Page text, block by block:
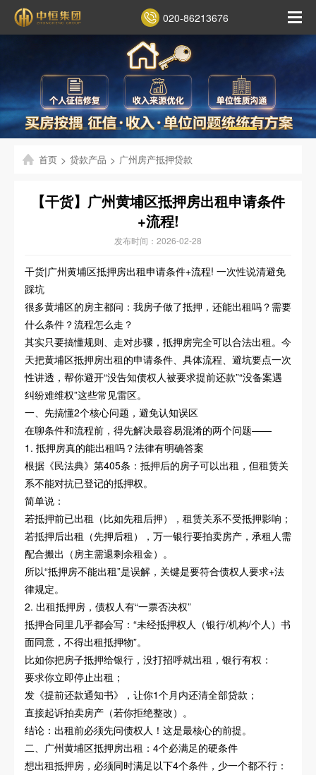
020-86213676
首页 > 贷款产品 > 广州房产抵押贷款
【干货】广州黄埔区抵押房出租申请条件
+流程!
发布时间：2026-02-28
干货|广州黄埔区抵押房出租申请条件+流程! 一次性说清避免
踩坑
很多黄埔区的房主都问：我房子做了抵押，还能出租吗？需要
什么条件？流程怎么走？
其实只要搞懂规则、走对步骤，抵押房完全可以合法出租。今
天把黄埔区抵押房出租的申请条件、具体流程、避坑要点一次
性讲透，帮你避开“没告知债权人被要求提前还款”“没备案遇
纠纷难维权”这些常见雷区。
一、先搞懂2个核心问题，避免认知误区
在聊条件和流程前，得先解决最容易混淆的两个问题——
1. 抵押房真的能出租吗？法律有明确答案
根据《民法典》第405条：抵押后的房子可以出租，但租赁关
系不能对抗已登记的抵押权。
简单说：
若抵押前已出租（比如先租后押），租赁关系不受抵押影响；
若抵押后出租（先押后租），万一银行要拍卖房产，承租人需
配合搬出（房主需退剩余租金）。
所以“抵押房不能出租”是误解，关键是要符合债权人要求+法
律规定。
2. 出租抵押房，债权人有“一票否决权”
抵押合同里几乎都会写：“未经抵押权人（银行/机构/个人）书
面同意，不得出租抵押物”。
比如你把房子抵押给银行，没打招呼就出租，银行有权：
要求你立即停止出租；
发《提前还款通知书》，让你1个月内还清全部贷款；
直接起诉拍卖房产（若你拒绝整改）。
结论：出租前必须先问债权人！这是最核心的前提。
二、广州黄埔区抵押房出租：4个必满足的硬条件
想出租抵押房，必须同时满足以下4个条件，少一个都不行：